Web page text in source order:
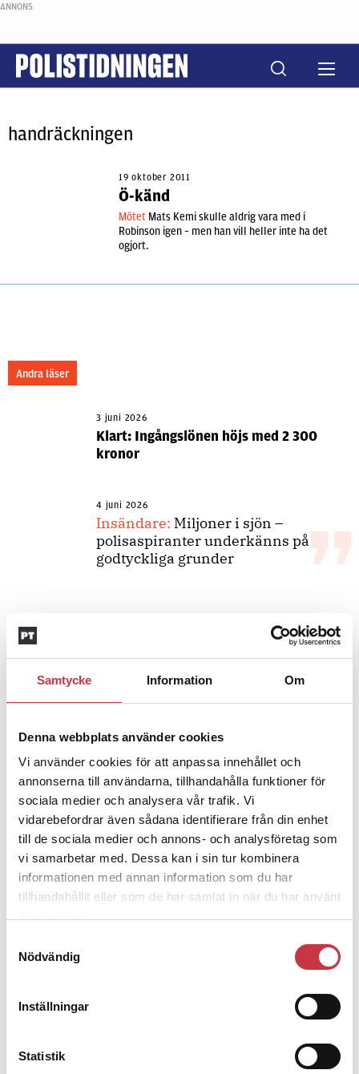
Samtycke Information Om
Denna webbplats använder cookies
Vi använder cookies för att anpassa innehållet och
annonserna till användarna, tillhandahålla funktioner för
sociala medier och analysera vår trafik. Vi
vidarebefordrar även sådana identifierare från din enhet
till de sociala medier och annons- och analysföretag som
vi samarbetar med. Dessa kan i sin tur kombinera
informationen med annan information som du har
tillhandahållit eller som de har samlat in när du har använt
Nödvändig
Inställningar
Statistik
ANNONS
handräckningen
19 oktober 2011
Ö-känd
Mötet Mats Kemi skulle aldrig vara med i
Robinson igen – men han vill heller inte ha det
ogjort.
Andra läser
3 juni 2026
Klart: Ingångslönen höjs med 2 300
kronor
4 juni 2026
Insändare: Miljoner i sjön –
polisaspiranter underkänns på
godtyckliga grunder
Snart 20 år i tjänst
– nu ska han lära sig grunderna
Polisregionen erkänner fel: ”Kommer
Debatt
9 juli 2026